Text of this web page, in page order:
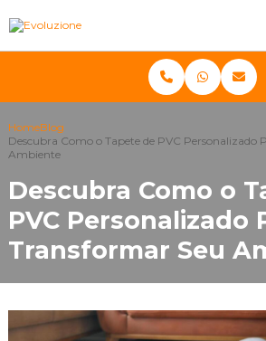
HomeBlog
Descubra Como o Tapete de PVC Personalizado
Ambiente
Descubra Como o
PVC Personalizado
Transformar Seu